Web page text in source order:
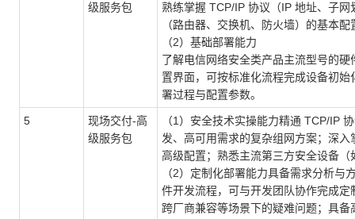
级服务包
熟练掌握 TCP/IP 协议（IP 地址、子
（路由器、交换机、防火墙）的基本
（2）基础部署能力
了解电信网络安全类产品主流型号的
置界面，可按标准化流程完成设备初
署过程与配置参数。
5
现场交付-高
级服务包
（1）安全技术实操能力精通 TCP/IP
发、高可用需求的复杂组网方案；深
高级配置；熟悉主流第三方安全设备
（2）定制化部署能力具备需求分析
件开发流程，可与开发团队协作完成
跨厂商兼容等场景下的疑难问题；具